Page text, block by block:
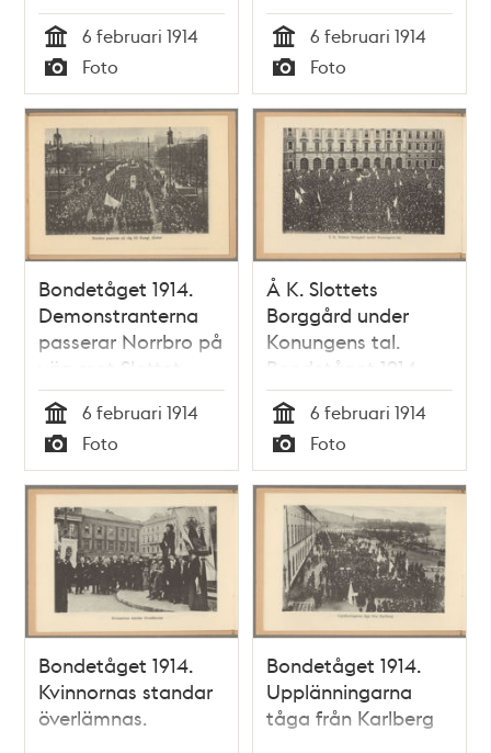
Tid
6 februari 1914
Typ
Foto Tid
6 februari 1914
Typ
Foto
Bondetåget 1914.
Demonstranterna
passerar Norrbro på
väg mot Slottet.
Tid
6 februari 1914
Typ
Foto
Å K. Slottets
Borggård under
Konungens tal.
Bondetåget 1914.
Tid
6 februari 1914
Typ
Foto
Bondetåget 1914.
Kvinnornas standar
överlämnas.
Bondetåget 1914.
Upplänningarna
tåga från Karlberg